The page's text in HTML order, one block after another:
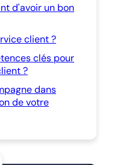
d'avoir un bon
client ?
clés pour
?
dans
de votre